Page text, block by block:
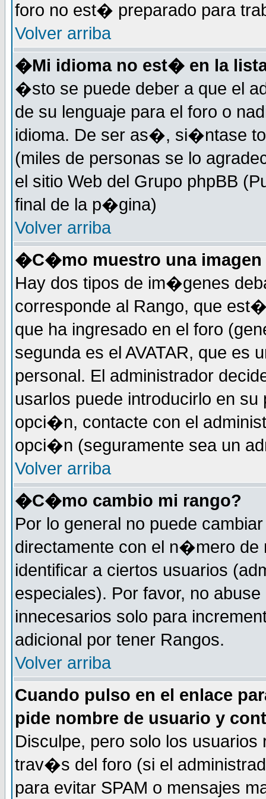
foro no est� preparado para
Volver arriba
�Mi idioma no est� en la
�sto se puede deber a que el
de su lenguaje para el foro o
idioma. De ser as�, si�ntase
(miles de personas se lo
el sitio Web del Grupo phpBB
final de la p�gina)
Volver arriba
�C�mo muestro una imagen
Hay dos tipos de im�genes
corresponde al Rango, que
que ha ingresado en el foro
segunda es el AVATAR, que
personal. El administrador
usarlos puede introducirlo en
opci�n, contacte con el
opci�n (seguramente sea un
Volver arriba
�C�mo cambio mi rango?
Por lo general no puede
directamente con el n�mero de
identificar a ciertos usuarios
especiales). Por favor, no
innecesarios solo para
adicional por tener Rangos.
Volver arriba
Cuando pulso en el enlace
pide nombre de usuario y
Disculpe, pero solo los
trav�s del foro (si el
para evitar SPAM o mensajes